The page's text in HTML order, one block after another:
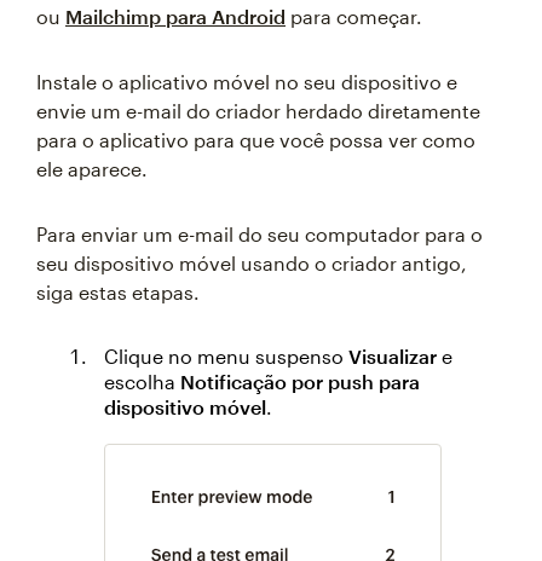
ou Mailchimp para Android para começar.
Instale o aplicativo móvel no seu dispositivo e
envie um e-mail do criador herdado diretamente
para o aplicativo para que você possa ver como
ele aparece.
Para enviar um e-mail do seu computador para o
seu dispositivo móvel usando o criador antigo,
siga estas etapas.
Clique no menu suspenso Visualizar e
escolha Notificação por push para
dispositivo móvel.